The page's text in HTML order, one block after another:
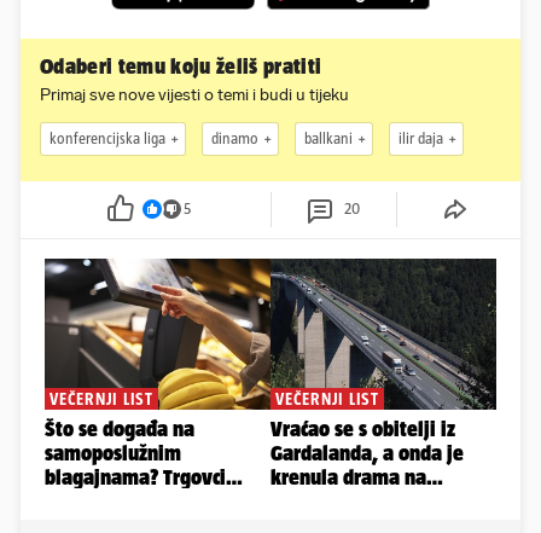
Odaberi temu koju želiš pratiti
Primaj sve nove vijesti o temi i budi u tijeku
konferencijska liga dinamo ballkani ilir daja
5 20